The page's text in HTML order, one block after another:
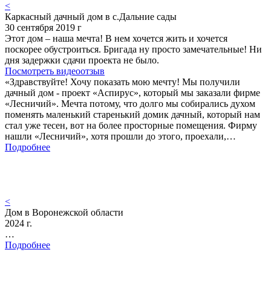
<
Каркасный дачный дом в с.Дальние сады
30 сентября 2019 г
Этот дом – наша мечта! В нем хочется жить и хочется
поскорее обустроиться. Бригада ну просто замечательные! Ни
дня задержки сдачи проекта не было.
Посмотреть видеоотзыв
«Здравствуйте! Хочу показать мою мечту! Мы получили
дачный дом - проект «Аспирус», который мы заказали фирме
«Лесничий». Мечта потому, что долго мы собирались духом
поменять маленький старенький домик дачный, который нам
стал уже тесен, вот на более просторные помещения. Фирму
нашли «Лесничий», хотя прошли до этого, проехали,…
Подробнее
<
Дом в Воронежской области
2024 г.
…
Подробнее